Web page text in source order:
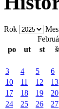
Rok
po
ut st
3
4 5 6
10
11 12 13
17
18 19 20
24
25 26 27